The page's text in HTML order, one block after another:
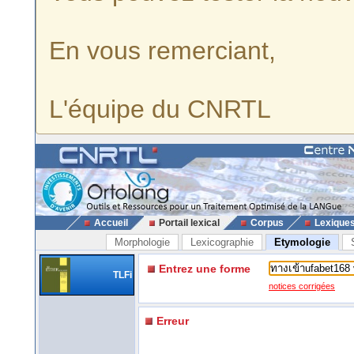
En vous remerciant,
L'équipe du CNRTL
Accueil Portail lexical Corpus
Morphologie Lexicographie Etymologie
TLFi Entrez une forme
notices corrigées
Erreur